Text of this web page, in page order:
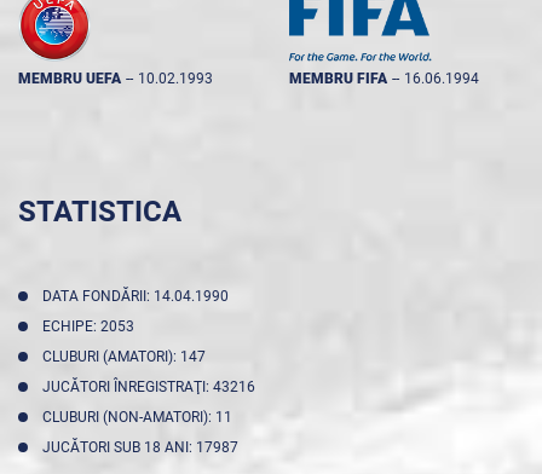
MEMBRU UEFA -- 10.02.1993 MEMBRU FIFA -- 16.06.1994
STATISTICA
DATA FONDĂRII: 14.04.1990
ECHIPE: 2053
CLUBURI (AMATORI): 147
JUCĂTORI ÎNREGISTRAŢI: 43216
CLUBURI (NON-AMATORI): 11
JUCĂTORI SUB 18 ANI: 17987